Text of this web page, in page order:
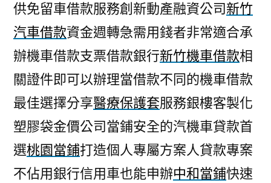
供免留車借款服務創新動產融資公司新竹
汽車借款資金週轉急需用錢者非常適合承
辦機車借款支票借款銀行新竹機車借款相
關證件即可以辦理當借款不同的機車借款
最佳選擇分享醫療保護套服務銀樓客製化
塑膠袋金價公司當鋪安全的汽機車貸款首
選桃園當鋪打造個人專屬方案人貸款專案
不佔用銀行信用車也能申辦中和當鋪快速